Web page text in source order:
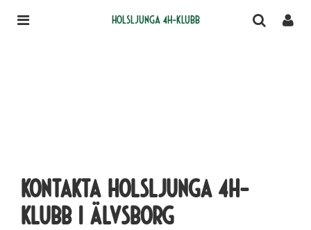
Holsljunga 4H-klubb
Kontakta Holsljunga 4H-
klubb i Älvsborg